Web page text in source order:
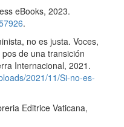
eBooks, 2023.
.
no es justa. Voces,
de una transición
Internacional, 2021.
2021/11/Si-no-es-
Editrice Vaticana,